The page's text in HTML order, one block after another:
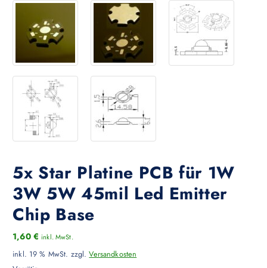
5x Star Platine PCB für 1W
3W 5W 45mil Led Emitter
Chip Base
1,60 € inkl. MwSt.
inkl. 19 % MwSt. zzgl.Versandkosten